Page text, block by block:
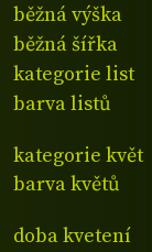
běžná výška
běžná šířka
kategorie list
barva listů
kategorie květ
barva květů
doba kvetení